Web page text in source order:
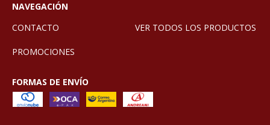
NAVEGACIÓN
CONTACTO
VER TODOS LOS PRODUCTOS
PROMOCIONES
FORMAS DE ENVÍO